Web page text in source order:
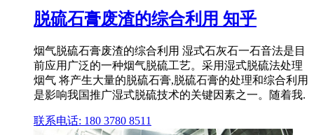
脱硫石膏废渣的综合利用 知乎
烟气脱硫石膏废渣的综合利用 湿式石灰石一石音法是目
前应用广泛的一种烟气脱硫工艺。采用湿式脱硫法处理
烟气 将产生大量的脱硫石膏,脱硫石膏的处理和综合利用
是影响我国推广湿式脱硫技术的关键因素之一。随着我.
联系电话: 180 3780 8511